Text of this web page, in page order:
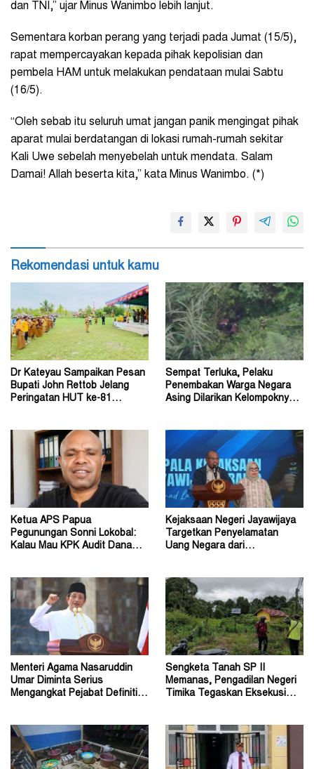
dan TNI,” ujar Minus Wanimbo lebih lanjut.
Sementara korban perang yang terjadi pada Jumat (15/5),
rapat mempercayakan kepada pihak kepolisian dan
pembela HAM untuk melakukan pendataan mulai Sabtu
(16/5).
“Oleh sebab itu seluruh umat jangan panik mengingat pihak
aparat mulai berdatangan di lokasi rumah-rumah sekitar
Kali Uwe sebelah menyebelah untuk mendata. Salam
Damai! Allah beserta kita,” kata Minus Wanimbo. (*)
Rekomendasi untuk kamu
Dr Kateyau Sampaikan Pesan
Bupati John Rettob Jelang
Peringatan HUT ke-81
Sempat Terluka, Pelaku
Penembakan Warga Negara
Asing Dilarikan Kelompoknya
Ketua APS Papua
Pegunungan Sonni Lokobal:
Kalau Mau KPK Audit Dana
Kejaksaan Negeri Jayawijaya
Targetkan Penyelamatan
Uang Negara dari
Menteri Agama Nasaruddin
Umar Diminta Serius
Mengangkat Pejabat Definitif
Sengketa Tanah SP II
Memanas, Pengadilan Negeri
Timika Tegaskan Eksekusi